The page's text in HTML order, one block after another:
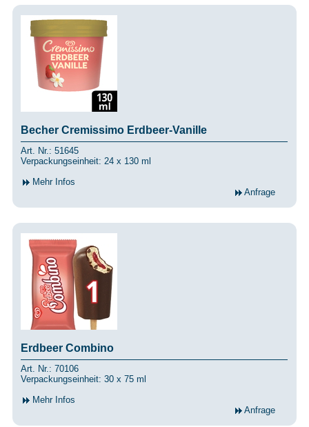
Becher Cremissimo Erdbeer-Vanille
Art. Nr.: 51645
Verpackungseinheit: 24 x 130 ml
Mehr Infos
Anfrage
Erdbeer Combino
Art. Nr.: 70106
Verpackungseinheit: 30 x 75 ml
Mehr Infos
Anfrage